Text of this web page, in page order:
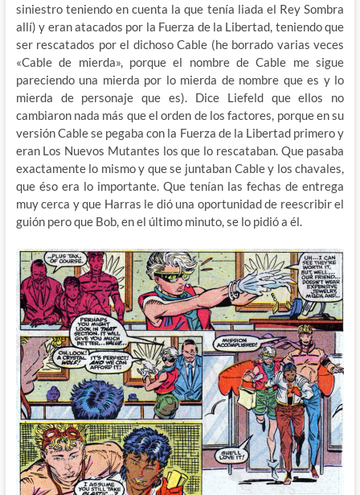
siniestro teniendo en cuenta la que tenía liada el Rey Sombra
allí) y eran atacados por la Fuerza de la Libertad, teniendo que
ser rescatados por el dichoso Cable (he borrado varias veces
«Cable de mierda», porque el nombre de Cable me sigue
pareciendo una mierda por lo mierda de nombre que es y lo
mierda de personaje que es). Dice Liefeld que ellos no
cambiaron nada más que el orden de los factores, porque en su
versión Cable se pegaba con la Fuerza de la Libertad primero y
eran Los Nuevos Mutantes los que lo rescataban. Que pasaba
exactamente lo mismo y que se juntaban Cable y los chavales,
que éso era lo importante. Que tenían las fechas de entrega
muy cerca y que Harras le dió una oportunidad de reescribir el
guión pero que Bob, en el último minuto, se lo pidió a él.